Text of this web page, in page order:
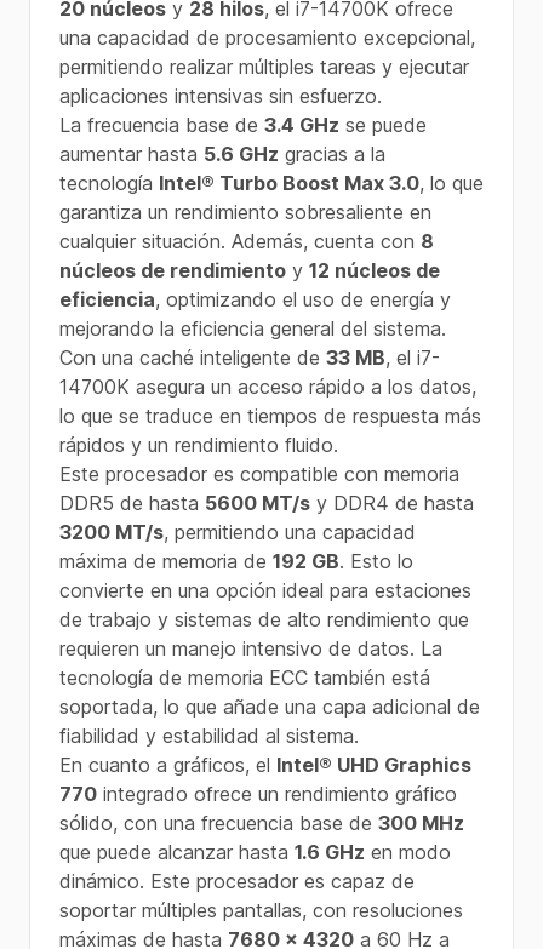
20 núcleos y 28 hilos, el i7-14700K ofrece
una capacidad de procesamiento excepcional,
permitiendo realizar múltiples tareas y ejecutar
aplicaciones intensivas sin esfuerzo.
La frecuencia base de 3.4 GHz se puede
aumentar hasta 5.6 GHz gracias a la
tecnología Intel® Turbo Boost Max 3.0, lo que
garantiza un rendimiento sobresaliente en
cualquier situación. Además, cuenta con 8
núcleos de rendimiento y 12 núcleos de
eficiencia, optimizando el uso de energía y
mejorando la eficiencia general del sistema.
Con una caché inteligente de 33 MB, el i7-
14700K asegura un acceso rápido a los datos,
lo que se traduce en tiempos de respuesta más
rápidos y un rendimiento fluido.
Este procesador es compatible con memoria
DDR5 de hasta 5600 MT/s y DDR4 de hasta
3200 MT/s, permitiendo una capacidad
máxima de memoria de 192 GB. Esto lo
convierte en una opción ideal para estaciones
de trabajo y sistemas de alto rendimiento que
requieren un manejo intensivo de datos. La
tecnología de memoria ECC también está
soportada, lo que añade una capa adicional de
fiabilidad y estabilidad al sistema.
En cuanto a gráficos, el Intel® UHD Graphics
770 integrado ofrece un rendimiento gráfico
sólido, con una frecuencia base de 300 MHz
que puede alcanzar hasta 1.6 GHz en modo
dinámico. Este procesador es capaz de
soportar múltiples pantallas, con resoluciones
máximas de hasta 7680 x 4320 a 60 Hz a